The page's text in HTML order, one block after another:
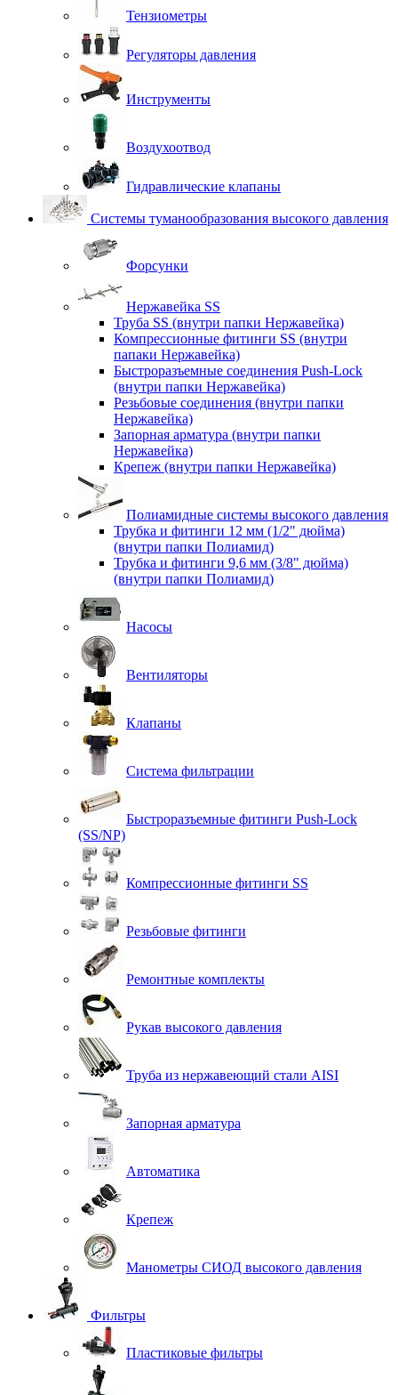
Тензиометры
Регуляторы давления
Инструменты
Воздухоотвод
Гидравлические клапаны
Системы туманообразования высокого давления
Форсунки
Нержавейка SS
Труба SS (внутри папки Нержавейка)
Компрессионные фитинги SS (внутри
папаки Нержавейка)
Быстроразъемные соединения Push-Lock
(внутри папки Нержавейка)
Резьбовые соединения (внутри папки
Нержавейка)
Запорная арматура (внутри папки
Нержавейка)
Крепеж (внутри папки Нержавейка)
Полиамидные системы высокого давления
Трубка и фитинги 12 мм (1/2" дюйма)
(внутри папки Полиамид)
Трубка и фитинги 9,6 мм (3/8" дюйма)
(внутри папки Полиамид)
Насосы
Вентиляторы
Клапаны
Система фильтрации
Быстроразъемные фитинги Push-Lock
(SS/NP)
Компрессионные фитинги SS
Резьбовые фитинги
Ремонтные комплекты
Рукав высокого давления
Труба из нержавеющий стали AISI
Запорная арматура
Автоматика
Крепеж
Манометры СИОД высокого давления
Фильтры
Пластиковые фильтры